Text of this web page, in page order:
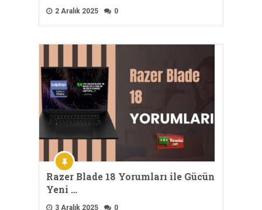
2 Aralık 2025 0
Razer Blade 18 Yorumları ile Gücün
Yeni …
3 Aralık 2025 0